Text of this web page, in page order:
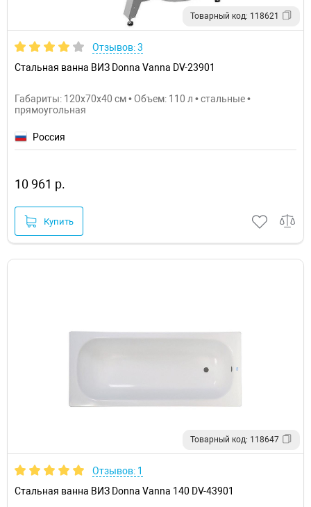
Товарный код: 118621
Отзывов: 3
Стальная ванна ВИЗ Donna Vanna DV-23901
Габариты: 120x70x40 см • Объем: 110 л • стальные •
прямоугольная
Россия
10 961 р.
Купить
Товарный код: 118647
Отзывов: 1
Стальная ванна ВИЗ Donna Vanna 140 DV-43901